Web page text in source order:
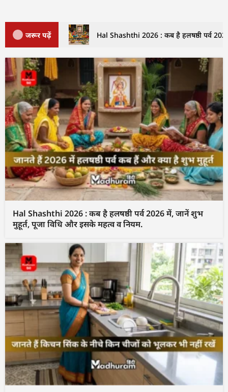
जरूर पढ़ें Hal Shashthi 2026 : कब है हलषष्ठी पर्व
Hal Shashthi 2026 : कब है हलषष्ठी पर्व 2026 में, जानें शुभ
मुहूर्त, पूजा विधि और इसके महत्व व नियम.